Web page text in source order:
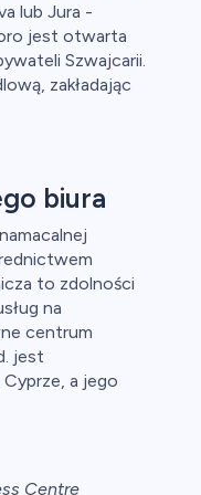
lub Jura -
jest otwarta
Szwajcarii.
zakładając
biura
to zdolności
na
centrum
jest
a jego
Centre